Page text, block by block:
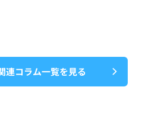
連コラム一覧を見る